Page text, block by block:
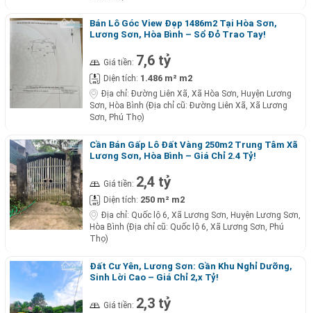
Bán Lô Góc View Đẹp 1486m2 Tại Hòa Sơn,
Lương Sơn, Hòa Bình – Sổ Đỏ Trao Tay!
Giá tiền: 7,6 tỷ
Diện tích: 1.486 m² m2
Địa chỉ: Đường Liên Xã, Xã Hòa Sơn, Huyện Lương
Sơn, Hòa Bình (Địa chỉ cũ: Đường Liên Xã, Xã Lương
Sơn, Phú Thọ)
Cần Bán Gấp Lô Đất Vàng 250m2 Trung Tâm Xã
Lương Sơn, Hòa Bình – Giá Chỉ 2.4 Tỷ!
Giá tiền: 2,4 tỷ
Diện tích: 250 m² m2
Địa chỉ: Quốc lộ 6, Xã Lương Sơn, Huyện Lương Sơn,
Hòa Bình (Địa chỉ cũ: Quốc lộ 6, Xã Lương Sơn, Phú
Thọ)
Đất Cư Yên, Lương Sơn: Gần Khu Nghỉ Dưỡng,
Sinh Lời Cao – Giá Chỉ 2,x Tỷ!
Giá tiền: 2,3 tỷ